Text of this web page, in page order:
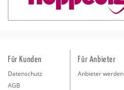
Für Kunden
Datenschutz
AGB
Für Anbieter
Anbieter werden